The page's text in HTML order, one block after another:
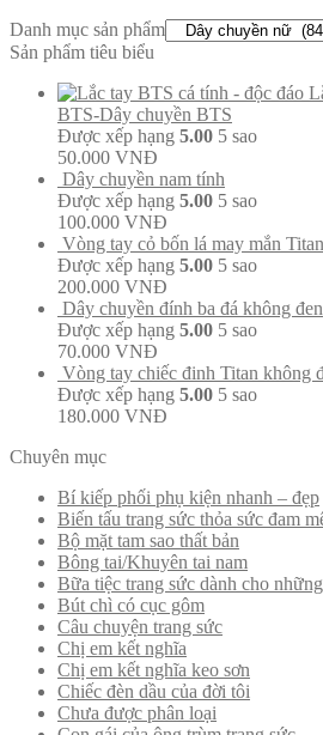
Danh mục sản phẩm
Sản phẩm tiêu biểu
BTS-Dây chuyền BTS
Được xếp hạng 5.00 5 sao
50.000 VNĐ
Dây chuyền nam tính
Được xếp hạng 5.00 5 sao
100.000 VNĐ
Vòng tay cỏ bốn lá may mắn
Được xếp hạng 5.00 5 sao
200.000 VNĐ
Dây chuyền đính ba đá không đen
Được xếp hạng 5.00 5 sao
70.000 VNĐ
Vòng tay chiếc đinh Titan không
Được xếp hạng 5.00 5 sao
180.000 VNĐ
Chuyên mục
Bí kiếp phối phụ kiện nhanh – đẹp
Biến tấu trang sức thỏa sức đam
Bộ mặt tam sao thất bản
Bông tai/Khuyên tai nam
Bữa tiệc trang sức dành cho
Bút chì có cục gôm
Câu chuyện trang sức
Chị em kết nghĩa
Chị em kết nghĩa keo sơn
Chiếc đèn dầu của đời tôi
Chưa được phân loại